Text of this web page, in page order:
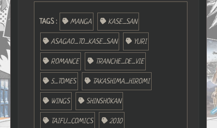
TAGS : MANGA KASE_SAN
ASAGAO_TO_KASE_SAN YURI
ROMANCE TRANCHE_DE_VIE
5_TOMES TAKASHIMA_HIROMI
WINGS SHINSHOKAN
TAIFU_COMICS 2010